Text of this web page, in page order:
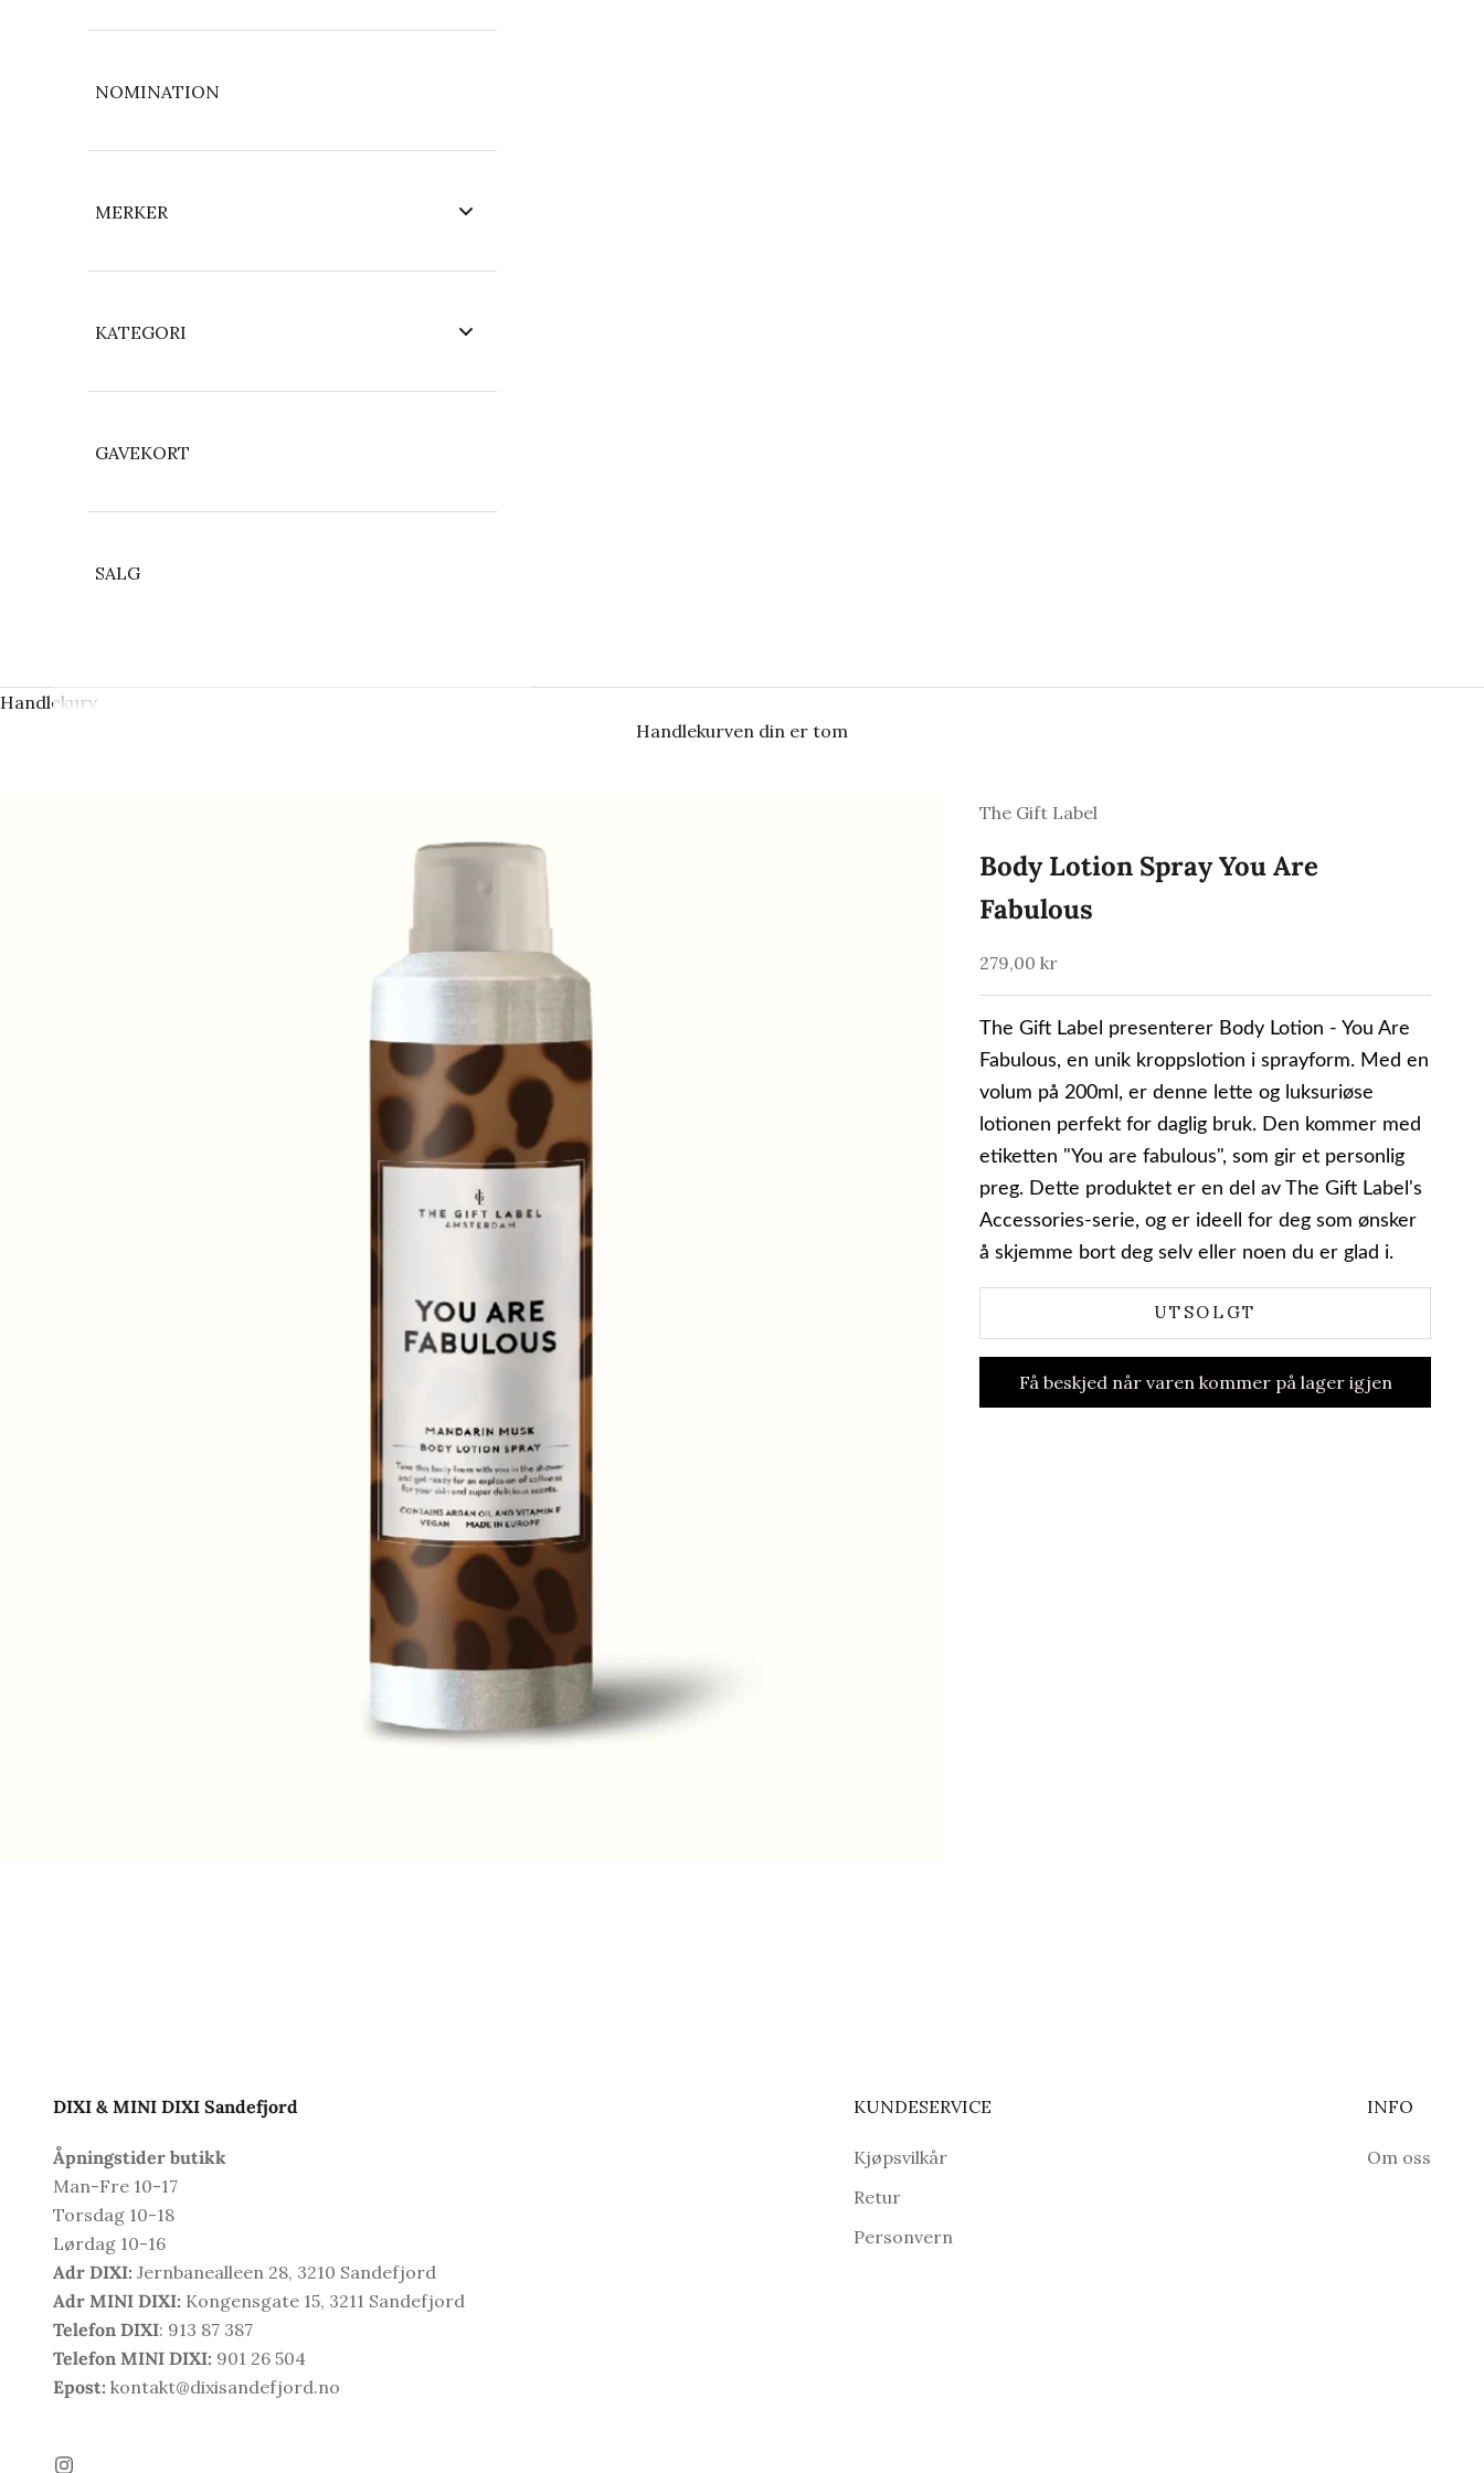
NOMINATION
MERKER
KATEGORI
GAVEKORT
SALG
Handlekurv
Handlekurven din er tom
The Gift Label
Body Lotion Spray You Are
Fabulous
Salgspris
279,00 kr
The Gift Label presenterer Body Lotion - You Are
Fabulous, en unik kroppslotion i sprayform. Med en
volum på 200ml, er denne lette og luksuriøse
lotionen perfekt for daglig bruk. Den kommer med
etiketten "You are fabulous", som gir et personlig
preg. Dette produktet er en del av The Gift Label's
Accessories-serie, og er ideell for deg som ønsker
å skjemme bort deg selv eller noen du er glad i.
UTSOLGT
Få beskjed når varen kommer på lager igjen
DIXI & MINI DIXI Sandefjord
Åpningstider butikk
Man-Fre 10-17
Torsdag 10-18
Lørdag 10-16
Adr DIXI: Jernbanealleen 28, 3210 Sandefjord
Adr MINI DIXI: Kongensgate 15, 3211 Sandefjord
Telefon DIXI: 913 87 387
Telefon MINI DIXI: 901 26 504
Epost: kontakt@dixisandefjord.no
KUNDESERVICE
Kjøpsvilkår
Retur
Personvern
INFO
Om oss